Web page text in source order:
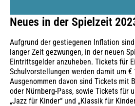
Neues in der Spielzeit
Aufgrund der gestiegenen Inflation
langer Zeit gezwungen, in der neuen
Eintrittsgelder anzuheben. Tickets für
Schulvorstellungen werden damit um €
Ausgenommen davon sind Tickets mit
oder Nürnberg-Pass, sowie Tickets für
„Jazz für Kinder“ und „Klassik für